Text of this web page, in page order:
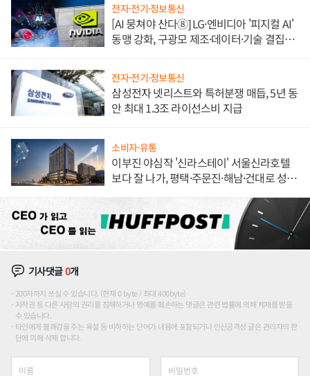
전자·전기·정보통신
[AI 뭉쳐야 산다⑧] LG·엔비디아 '피지컬 AI'
동맹 강화, 구광모 제조·데이터·기술 결집
전자·전기·정보통신
삼성전자 넷리스트와 특허분쟁 매듭, 5년 동
안 최대 1.3조 라이선스비 지급
소비자·유통
이부진 야심작 '신라스테이' 서울신라호텔
보다 잘 나가, 평택·주문진·해남·건대로 성
기사댓글0개
200자까지 쓰실 수 있습니다. (현재 0 byte / 최대 400byte)
저작권 등 다른 사람의 권리를 침해하거나 명예를 훼손하는 댓글은 관련 법률에 의해 제재를 받을
수 있습니다.
타인에게 불쾌감을 주는 욕설 등 비하하는 단어가 내용에 포함되거나 인신공격성 글은 관리자의 판
단에 의해 삭제 합니다.